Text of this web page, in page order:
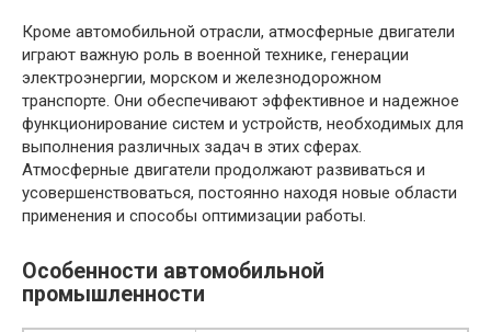
Кроме автомобильной отрасли, атмосферные двигатели
играют важную роль в военной технике, генерации
электроэнергии, морском и железнодорожном
транспорте. Они обеспечивают эффективное и надежное
функционирование систем и устройств, необходимых для
выполнения различных задач в этих сферах.
Атмосферные двигатели продолжают развиваться и
усовершенствоваться, постоянно находя новые области
применения и способы оптимизации работы.
Особенности автомобильной
промышленности